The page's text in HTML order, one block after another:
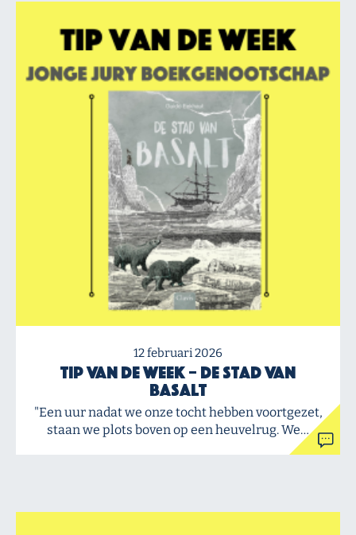
12 februari 2026
Tip van de Week – De stad van
Basalt
"Een uur nadat we onze tocht hebben voortgezet,
staan we plots boven op een heuvelrug. We…